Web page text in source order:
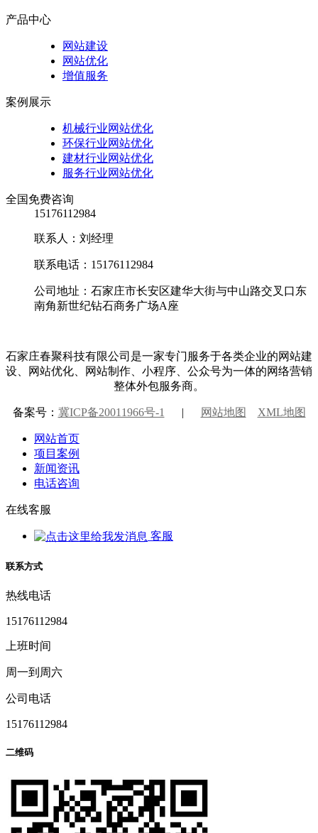
产品中心
网站建设
网站优化
增值服务
案例展示
机械行业网站优化
环保行业网站优化
建材行业网站优化
服务行业网站优化
全国免费咨询
15176112984
联系人：刘经理
联系电话：15176112984
公司地址：石家庄市长安区建华大街与中山路交叉口东
南角新世纪钻石商务广场A座
石家庄春聚科技有限公司是一家专门服务于各类企业的网站建
设、网站优化、网站制作、小程序、公众号为一体的网络营销
整体外包服务商。
备案号： 冀ICP备20011966号-1 | 网站地图 XML地图
网站首页
项目案例
新闻资讯
电话咨询
在线客服
客服
联系方式
热线电话
15176112984
上班时间
周一到周六
公司电话
15176112984
二维码